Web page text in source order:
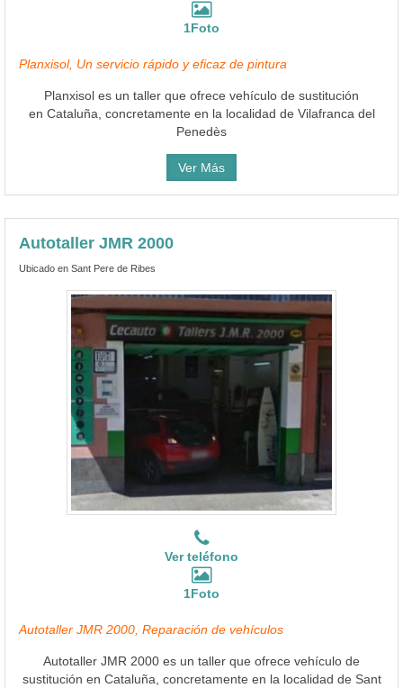
1Foto
Planxisol, Un servicio rápido y eficaz de pintura
Planxisol es un taller que ofrece vehículo de sustitución
en Cataluña, concretamente en la localidad de Vilafranca del
Penedès
Ver Más
Autotaller JMR 2000
Ubicado en Sant Pere de Ribes
Ver teléfono
1Foto
Autotaller JMR 2000, Reparación de vehículos
Autotaller JMR 2000 es un taller que ofrece vehículo de
sustitución en Cataluña, concretamente en la localidad de Sant